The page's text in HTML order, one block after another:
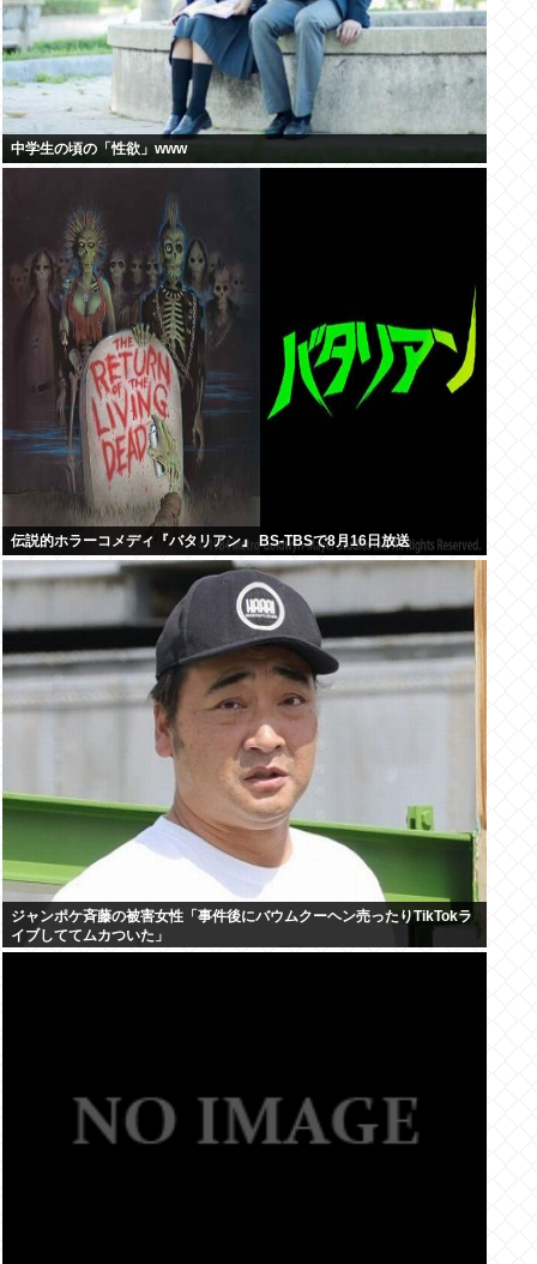
中学生の頃の「性欲」www
伝説的ホラーコメディ『バタリアン』 BS-TBSで8月16日放送
ジャンポケ斉藤の被害女性「事件後にバウムクーヘン売ったりTikTokラ
イブしててムカついた」